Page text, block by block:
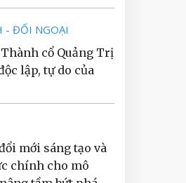
- ĐỐI NGOẠI
Thành cổ Quảng Trị
lập, tự do của
mới sáng tạo và
chính cho mô